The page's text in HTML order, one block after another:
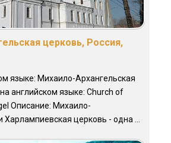
церковь, Россия,
языке: Михаило-Архангельская
английском языке: Church of
Описание: Михаило-
Харлампиевская церковь - одна ...